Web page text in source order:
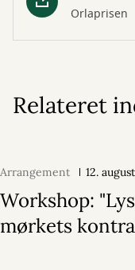
Orlaprisen
Relateret
Arrangement 12.
Workshop:
mørkets